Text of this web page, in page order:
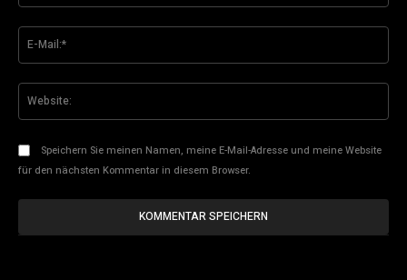
Speichern Sie meinen Namen, meine E-Mail-Adresse und meine Website
für den nächsten Kommentar in diesem Browser.